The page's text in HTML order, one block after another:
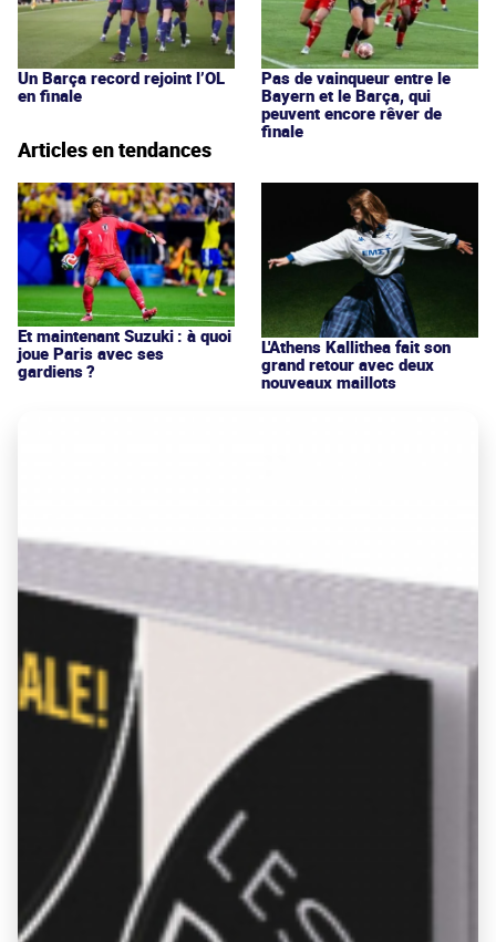
Un Barça record rejoint l’OL
en finale
Pas de vainqueur entre le
Bayern et le Barça, qui
peuvent encore rêver de
finale
Articles en tendances
Et maintenant Suzuki : à quoi
joue Paris avec ses
gardiens ?
L'Athens Kallithea fait son
grand retour avec deux
nouveaux maillots